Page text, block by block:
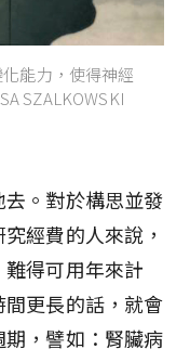
能力，使得神經
SZALKOWSKI
去。對於構思並發
經費的人來說，
得可用年來計
更長的話，就會
，譬如：腎臟病